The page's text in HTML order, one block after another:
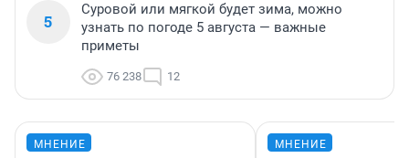
5
Суровой или мягкой будет зима, можно
узнать по погоде 5 августа — важные
приметы
76 238 12
МНЕНИЕ МНЕНИЕ